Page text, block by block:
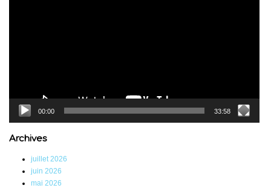
00:00 33:58
Archives
juillet 2026
juin 2026
mai 2026